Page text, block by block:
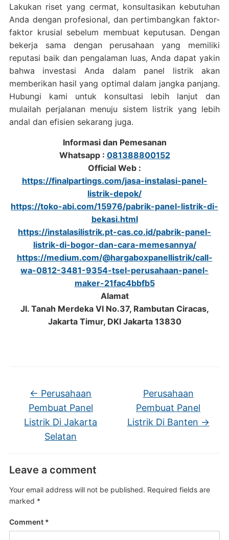
Lakukan riset yang cermat, konsultasikan kebutuhan
Anda dengan profesional, dan pertimbangkan faktor-
faktor krusial sebelum membuat keputusan. Dengan
bekerja sama dengan perusahaan yang memiliki
reputasi baik dan pengalaman luas, Anda dapat yakin
bahwa investasi Anda dalam panel listrik akan
memberikan hasil yang optimal dalam jangka panjang.
Hubungi kami untuk konsultasi lebih lanjut dan
mulailah perjalanan menuju sistem listrik yang lebih
andal dan efisien sekarang juga.
Informasi dan Pemesanan
Whatsapp : 081388800152
Official Web :
https://finalpartings.com/jasa-instalasi-panel-
listrik-depok/
https://toko-abi.com/15976/pabrik-panel-listrik-di-
bekasi.html
https://instalasilistrik.pt-cas.co.id/pabrik-panel-
listrik-di-bogor-dan-cara-memesannya/
https://medium.com/@hargaboxpanellistrik/call-
wa-0812-3481-9354-tsel-perusahaan-panel-
maker-21fac4bbfb5
Alamat
Jl. Tanah Merdeka VI No.37, Rambutan Ciracas,
Jakarta Timur, DKI Jakarta 13830
← Perusahaan
Pembuat Panel
Listrik Di Jakarta
Selatan
Perusahaan
Pembuat Panel
Listrik Di Banten →
Leave a comment
Your email address will not be published. Required fields are
marked *
Comment *